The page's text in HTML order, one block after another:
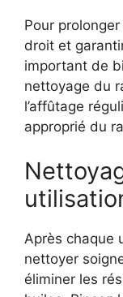
Pour
droit et
important de
nettoyage du
l’affûtage
approprié du
Après chaque
nettoyer
éliminer les